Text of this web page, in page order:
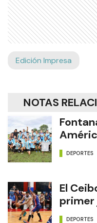
Edición Impresa
NOTAS
DEPORTES
El
primer
DEPORTES